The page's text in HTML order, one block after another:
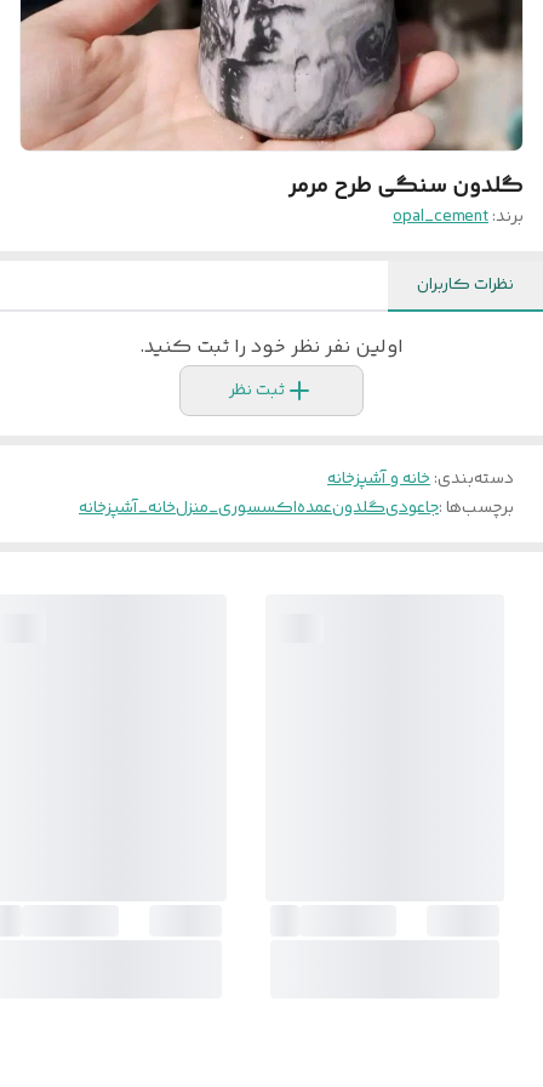
گلدون سنگی طرح مرمر
برند:opal_cement
نظرات کاربران
اولین نفر نظر خود را ثبت کنید.
ثبت نظر
دسته‌بندی:خانه و آشپزخانه
برچسب‌ها :جاعودیگلدونعمدهاکسسوری_منزلخانه_آشپزخانه